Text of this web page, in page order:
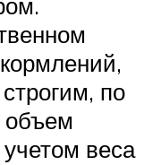
по
веса